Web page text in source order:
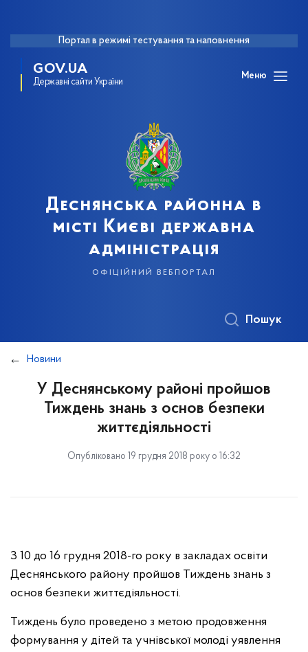
Портал в режимі тестування та наповнення
GOV.UA
Державні сайти України
Меню
Деснянська районна в
місті Києві державна
адміністрація
офіційний вебпортал
Пошук
Новини
У Деснянському районі пройшов
Тиждень знань з основ безпеки
життєдіяльності
Опубліковано 19 грудня 2018 року о 16:32
З 10 до 16 грудня 2018-го року в закладах освіти
Деснянського району пройшов Тиждень знань з
основ безпеки життєдіяльності.
Тиждень було проведено з метою продовження
формування у дітей та учнівської молоді уявлення